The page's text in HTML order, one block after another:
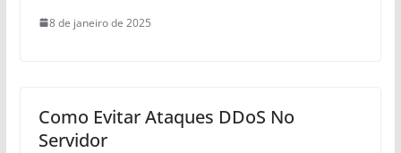
8 de janeiro de 2025
Como Evitar Ataques DDoS No
Servidor